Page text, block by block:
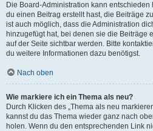
Die Board-Administration kann
du einen Beitrag erstellt hast, die Beiträge
ist auch möglich, dass die Administration
hinzugefügt hat, bei denen sie die Beiträge
auf der Seite sichtbar werden. Bitte
du weitere Informationen dazu benötigst.
Nach oben
Wie markiere ich ein Thema als neu?
Durch Klicken des „Thema als neu
kannst du das Thema wieder ganz nach
holen. Wenn du den entsprechenden Link